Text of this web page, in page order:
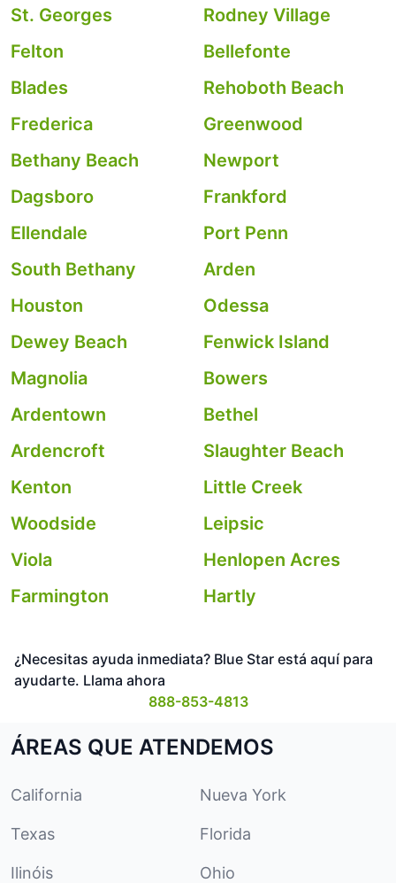
St. Georges
Rodney Village
Felton
Bellefonte
Blades
Rehoboth Beach
Frederica
Greenwood
Bethany Beach
Newport
Dagsboro
Frankford
Ellendale
Port Penn
South Bethany
Arden
Houston
Odessa
Dewey Beach
Fenwick Island
Magnolia
Bowers
Ardentown
Bethel
Ardencroft
Slaughter Beach
Kenton
Little Creek
Woodside
Leipsic
Viola
Henlopen Acres
Farmington
Hartly
¿Necesitas ayuda inmediata? Blue Star está aquí para
ayudarte. Llama ahora
888-853-4813
ÁREAS QUE ATENDEMOS
California Nueva York
Texas Florida
Ilinóis Ohio